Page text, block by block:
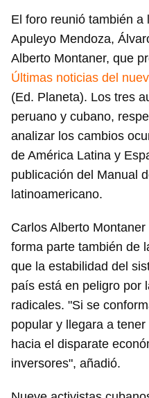
El foro reunió también a
Apuleyo Mendoza,
Alberto Montaner, que
Últimas noticias del
(Ed. Planeta). Los tres
peruano y cubano,
analizar los cambios
de América Latina y
publicación del Manual
latinoamericano.
Carlos Alberto
forma parte también de
que la estabilidad del
país está en peligro por
radicales. "Si se
popular y llegara a
hacia el disparate
inversores", añadió.